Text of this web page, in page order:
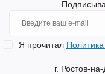
Я прочитал
г. Ростов-